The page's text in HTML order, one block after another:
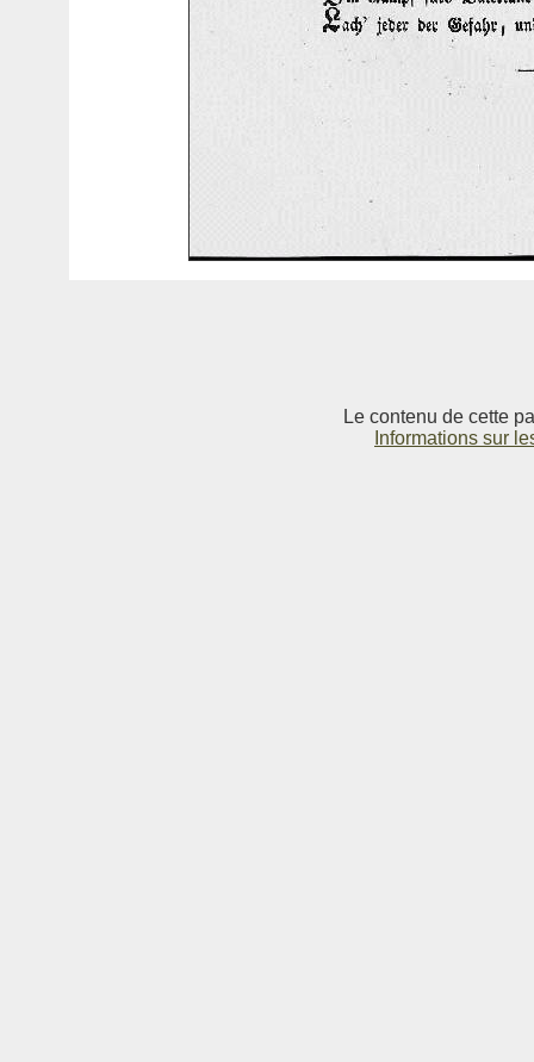
Le contenu de cette
Informations sur